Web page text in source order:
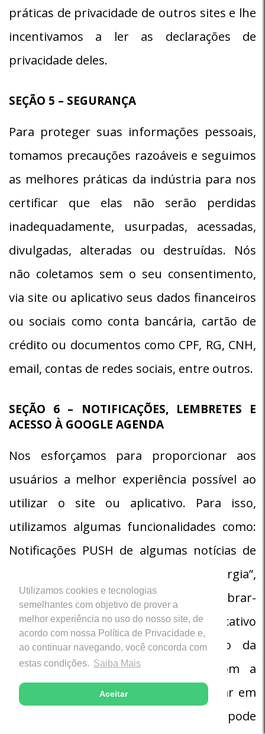
Utilizamos cookies e tecnologias
semelhantes com objetivo de prover a
melhor experiência no uso do nosso site, de
acordo com nossa Política de Privacidade e,
ao continuar navegando, você concorda com
estas condições. Saiba Mais
Aceitar
práticas de privacidade de outros sites e lhe
incentivamos a ler as declarações de
privacidade deles.
SEÇÃO 5 – SEGURANÇA
Para proteger suas informações pessoais,
tomamos precauções razoáveis e seguimos
as melhores práticas da indústria para nos
certificar que elas não serão perdidas
inadequadamente, usurpadas, acessadas,
divulgadas, alteradas ou destruídas. Nós
não coletamos sem o seu consentimento,
via site ou aplicativo seus dados financeiros
ou sociais como conta bancária, cartão de
crédito ou documentos como CPF, RG, CNH,
email, contas de redes sociais, entre outros.
SEÇÃO 6 – NOTIFICAÇÕES, LEMBRETES E
ACESSO À GOOGLE AGENDA
Nos esforçamos para proporcionar aos
usuários a melhor experiência possível ao
utilizar o site ou aplicativo. Para isso,
utilizamos algumas funcionalidades como:
Notificações PUSH de algumas notícias de
destaque. Lembrete na categoria “Liturgia”,
onde você pode habilitar o item “Lembrar-
me” e selecionar a hora em que o aplicativo
enviará a notificação. Sincronização da
agenda disponível no aplicativo com a
agenda padrão do dispositivo. Ao clicar em
algum evento dentro da agenda, você pode